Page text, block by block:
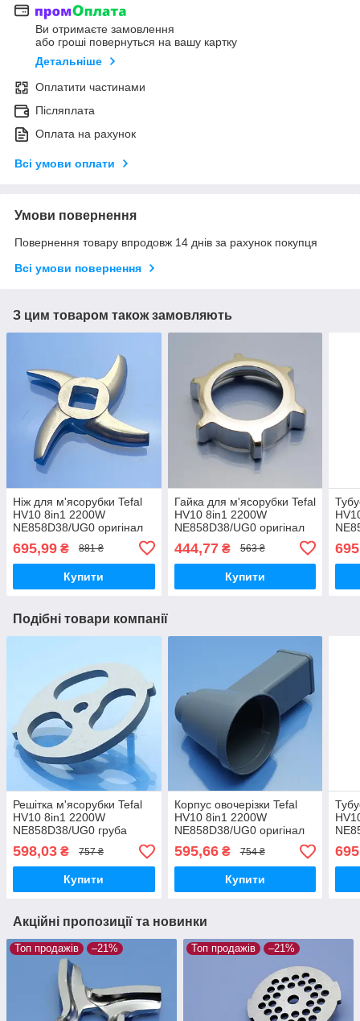
Ви отримаєте замовлення
або гроші повернуться на вашу картку
Детальніше
Оплатити частинами
Післяплата
Оплата на рахунок
Всі умови оплати
Умови повернення
Повернення товару впродовж 14 днів за рахунок покупця
Всі умови повернення
З цим товаром також замовляють
Ніж для м'ясорубки Tefal
HV10 8in1 2200W
NE858D38/UG0 оригінал
695,99 ₴ 881 ₴
Купити
Гайка для м'ясорубки Tefal
HV10 8in1 2200W
NE858D38/UG0 оригінал
444,77₴ 563 ₴
Купити
Подібні товари компанії
Решітка м'ясорубки Tefal
HV10 8in1 2200W
NE858D38/UG0 груба
ковбасна оригінал
нержавійка
598,03 ₴ 757 ₴
Купити
Корпус овочерізки Tefal
HV10 8in1 2200W
NE858D38/UG0 оригінал
595,66₴ 754 ₴
Купити
Акційні пропозиції та новинки
Топ продажів –21% Топ продажів –21%